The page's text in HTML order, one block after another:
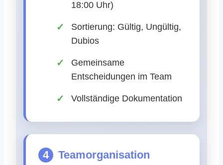
18:00 Uhr)
Sortierung: Gültig, Ungültig,
Dubios
Gemeinsame
Entscheidungen im Team
Vollständige Dokumentation
4 Teamorganisation